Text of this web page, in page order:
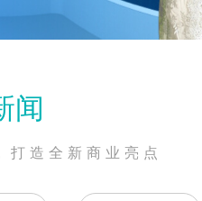
闻
打造全新商业亮点